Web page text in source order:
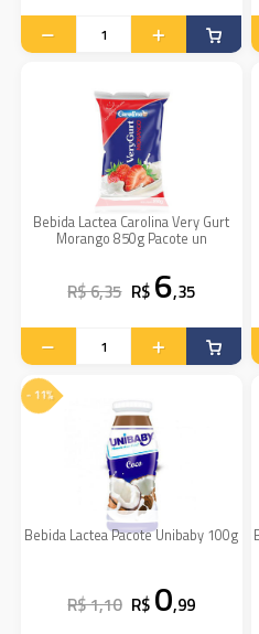
Bebida Lactea Carolina Very Gurt
Morango 850g Pacote un
R$ 6,35 R$ 6,35
- 11%
Bebida Lactea Pacote Unibaby 100g
R$ 1,10 R$ 0,99